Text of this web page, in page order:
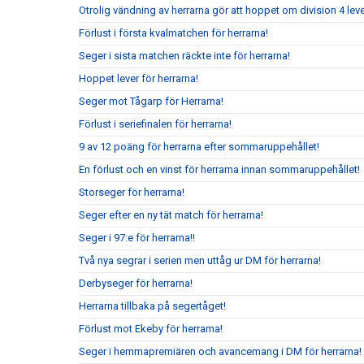
Otrolig vändning av herrarna gör att hoppet om division 4
Förlust i första kvalmatchen för herrarna!
Seger i sista matchen räckte inte för herrarna!
Hoppet lever för herrarna!
Seger mot Tågarp för Herrarna!
Förlust i seriefinalen för herrarna!
9 av 12 poäng för herrarna efter sommaruppehållet!
En förlust och en vinst för herrarna innan sommaruppehållet!
Storseger för herrarna!
Seger efter en ny tät match för herrarna!
Seger i 97:e för herrarna!!
Två nya segrar i serien men uttåg ur DM för herrarna!
Derbyseger för herrarna!
Herrarna tillbaka på segertåget!
Förlust mot Ekeby för herrarna!
Seger i hemmapremiären och avancemang i DM för herrarna!